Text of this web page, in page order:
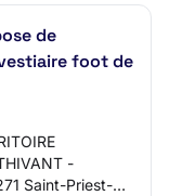
de
foot de
-
Saint-Priest-